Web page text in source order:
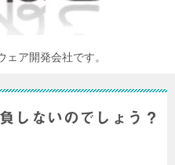
ア開発会社です。
しないのでしょう？